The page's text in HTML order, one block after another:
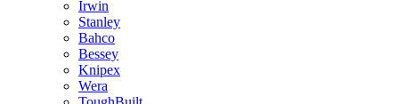
Irwin
Stanley
Bahco
Bessey
Knipex
Wera